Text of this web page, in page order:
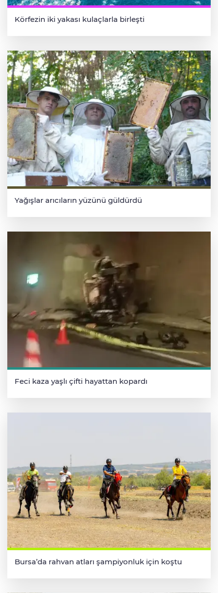
Körfezin iki yakası kulaçlarla birleşti
Yağışlar arıcıların yüzünü güldürdü
Feci kaza yaşlı çifti hayattan kopardı
Bursa’da rahvan atları şampiyonluk için koştu